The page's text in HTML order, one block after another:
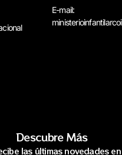
E-mail:
Descubre Más
las últimas novedades